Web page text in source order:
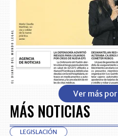
Ver más
MÁS NOTICIAS
LEGISLACIÓN